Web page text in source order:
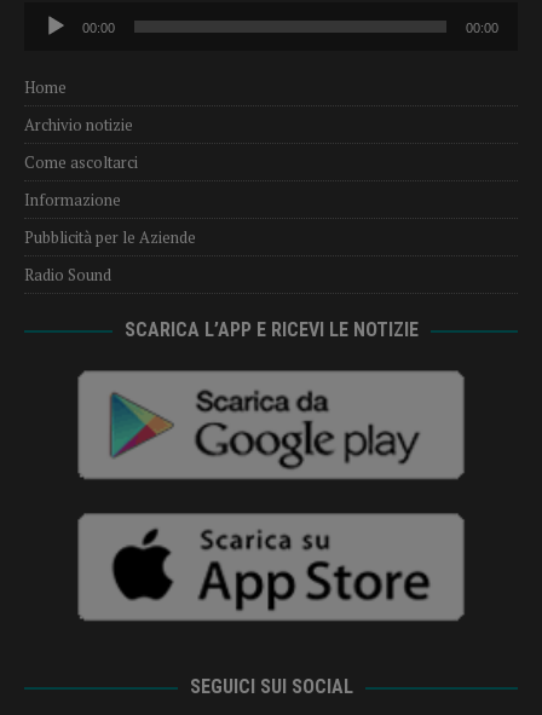
Audio
Player
00:00 00:00
Home
Archivio notizie
Come ascoltarci
Informazione
Pubblicità per le Aziende
Radio Sound
SCARICA L’APP E RICEVI LE NOTIZIE
SEGUICI SUI SOCIAL